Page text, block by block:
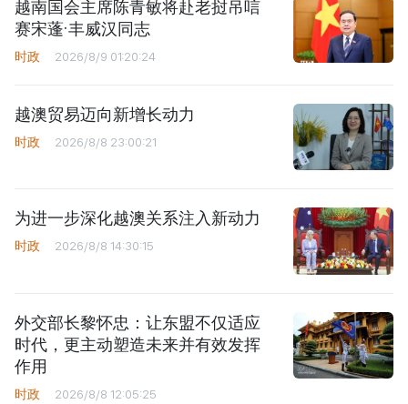
越南国会主席陈青敏将赴老挝吊唁
赛宋蓬·丰威汉同志
时政 2026/8/9 01:20:24
越澳贸易迈向新增长动力
时政 2026/8/8 23:00:21
为进一步深化越澳关系注入新动力
时政 2026/8/8 14:30:15
外交部长黎怀忠：让东盟不仅适应
时代，更主动塑造未来并有效发挥
作用
时政 2026/8/8 12:05:25